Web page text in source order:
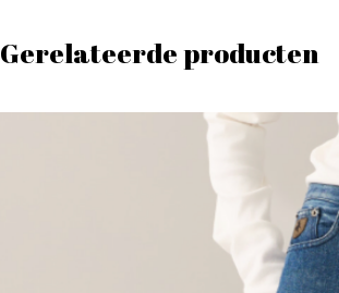
Gerelateerde producten